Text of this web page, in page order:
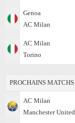
Genoa
AC Milan
AC Milan
Torino
PROCHAINS MATCHS
AC Milan
Manchester United